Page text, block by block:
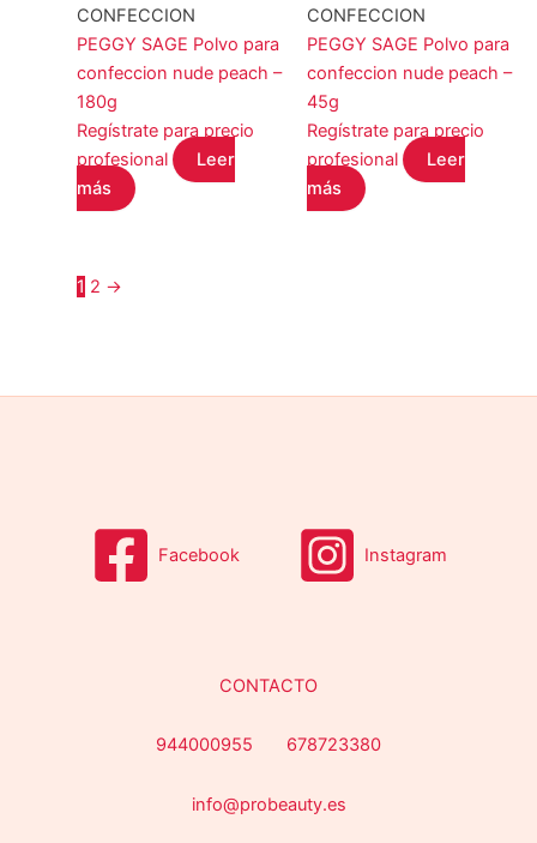
CONFECCION
PEGGY SAGE Polvo para
confeccion nude peach –
180g
Regístrate para precio
profesional
Leer
más
CONFECCION
PEGGY SAGE Polvo para
confeccion nude peach –
45g
Regístrate para precio
profesional
Leer
más
1 2 →
Facebook Instagram
CONTACTO
944000955 678723380
info@probeauty.es